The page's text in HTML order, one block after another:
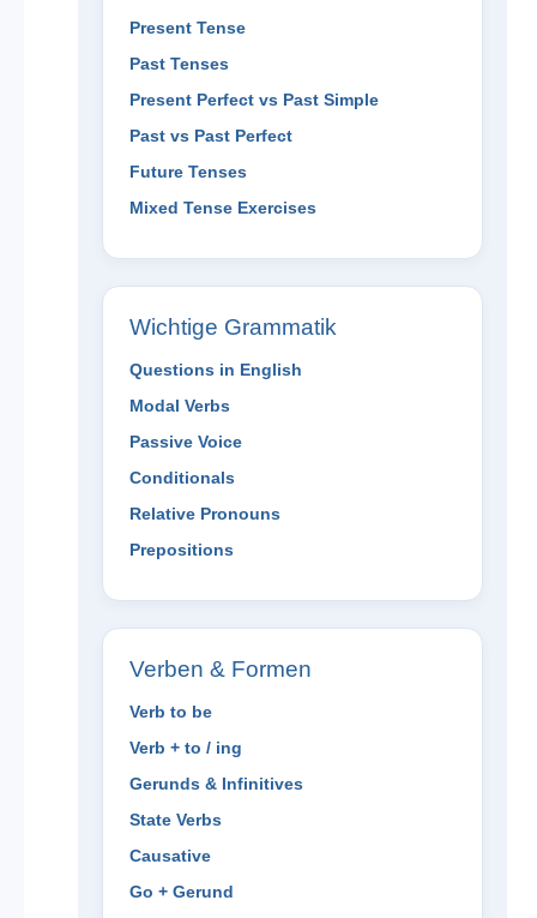
Present Tense
Past Tenses
Present Perfect vs Past Simple
Past vs Past Perfect
Future Tenses
Mixed Tense Exercises
Wichtige Grammatik
Questions in English
Modal Verbs
Passive Voice
Conditionals
Relative Pronouns
Prepositions
Verben & Formen
Verb to be
Verb + to / ing
Gerunds & Infinitives
State Verbs
Causative
Go + Gerund